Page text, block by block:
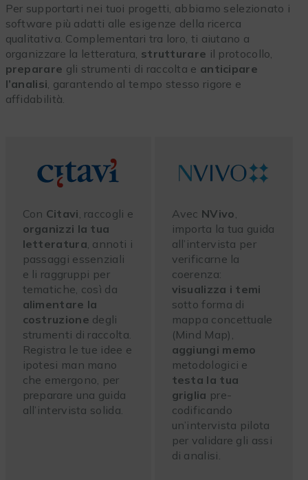
Per supportarti nei tuoi progetti, abbiamo selezionato i
software più adatti alle esigenze della ricerca
qualitativa. Complementari tra loro, ti aiutano a
organizzare la letteratura, strutturare il protocollo,
preparare gli strumenti di raccolta e anticipare
l’analisi , garantendo al tempo stesso rigore e
affidabilità.
Con Citavi, raccogli e
organizzi la tua
letteratura, annoti i
passaggi essenziali
e li raggruppi per
tematiche, così da
alimentare la
costruzione degli
strumenti di raccolta.
Registra le tue idee e
ipotesi man mano
che emergono, per
preparare una guida
all’intervista solida.
Avec NVivo,
importa la tua guida
all’intervista per
verificarne la
coerenza:
visualizza i temi
sotto forma di
mappa concettuale
(Mind Map),
aggiungi memo
metodologici e
testa la tua
griglia pre-
codificando
un’intervista pilota
per validare gli assi
di analisi.